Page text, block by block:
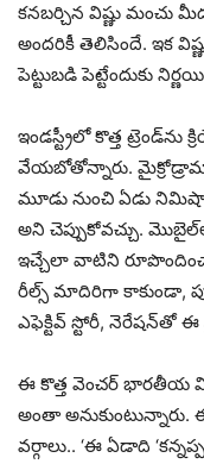
కనబర్చిన విష్ణు మంచు
అందరికీ తెలిసిందే. ఇక
పెట్టుబడి పెట్టేందుకు
ఇండస్ట్రీలో కొత్త ట్రెండ్‌ను
వేయబోతోన్నారు.
మూడు నుంచి ఏడు
అని చెప్పుకోవచ్చు.
ఇచ్చేలా వాటిని
రీల్స్ మాదిరిగా కాకుండా,
ఎఫెక్టివ్ స్టోరీ, నెరేషన్‌తో
ఈ కొత్త వెంచర్ భారతీయ
అంతా
వర్గాలు.. ‘ఈ ఏడాది